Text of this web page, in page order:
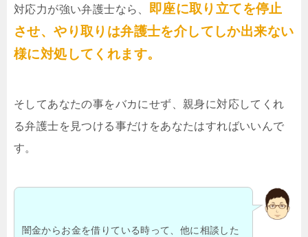
対応力が強い弁護士なら、 即座に取り立てを停止
させ、やり取りは弁護士を介してしか出来ない
様に対処してくれます。
そしてあなたの事をバカにせず、親身に対応してくれ
る弁護士を見つける事だけをあなたはすればいいんで
す。
闇金からお金を借りている時って、他に相談した